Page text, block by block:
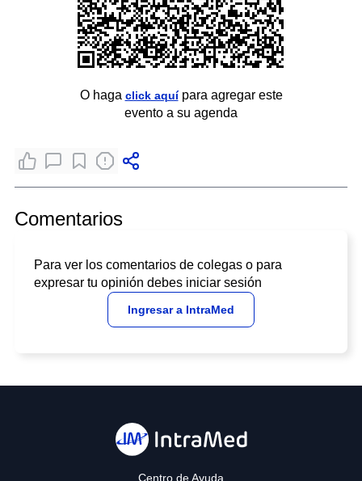
O haga click aquípara agregar este
evento a su agenda
Comentarios
Para ver los comentarios de colegas o para
expresar tu opinión debes iniciar sesión
Ingresar a IntraMed
Centro de Ayuda